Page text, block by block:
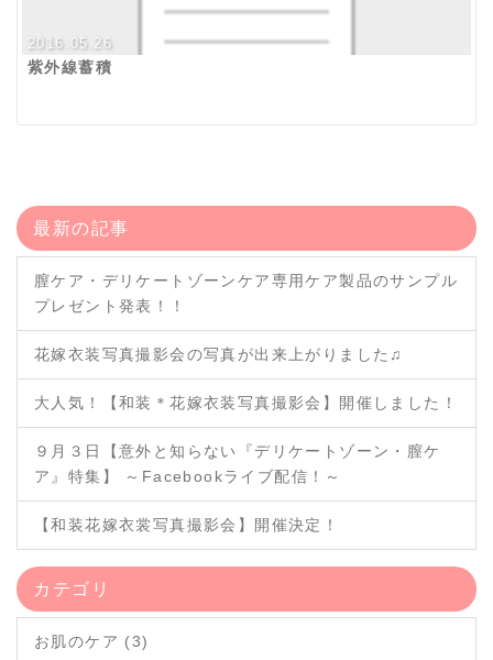
2016.05.26
紫外線蓄積
最新の記事
膣ケア・デリケートゾーンケア専用ケア製品のサンプル
プレゼント発表！！
花嫁衣装写真撮影会の写真が出来上がりました♫
大人気！【和装＊花嫁衣装写真撮影会】開催しました！
９月３日【意外と知らない『デリケートゾーン・膣ケ
ア』特集】 ～Facebookライブ配信！～
【和装花嫁衣裳写真撮影会】開催決定！
カテゴリ
お肌のケア (3)